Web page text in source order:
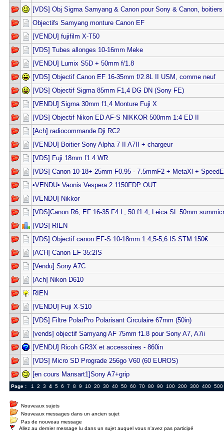
[VDS] Obj Sigma Samyang & Canon pour Sony & Canon,
Objectifs Samyang monture Canon EF
[VENDU] fujifilm X-T50
[VDS] Tubes allonges 10-16mm Meke
[VENDU] Lumix S5D + 50mm f/1.8
[VDS] Objectif Canon EF 16-35mm f/2.8L II USM, comme neuf
[VDS] Objectif Sigma 85mm F1,4 DG DN (Sony FE)
[VENDU] Sigma 30mm f1,4 Monture Fuji X
[VDS] Objectif Nikon ED AF-S NIKKOR 500mm 1:4 ED II
[Ach] radiocommande Dji RC2
[VENDU] Boitier Sony Alpha 7 II A7II + chargeur
[VDS] Fuji 18mm f1.4 WR
[VDS] Canon 10-18+ 25mm F0.95 - 7.5mmF2 + MetaXl +
•VENDU• Vaonis Vespera 2 1150FDP OUT
[VENDU] Nikkor
[VDS]Canon R6, EF 16-35 F4 L, 50 f1.4, Leica SL 50mm
[VDS] RIEN
[VDS] Objectif canon EF-S 10-18mm 1:4,5-5,6 IS STM 150€
[ACH] Canon EF 35:2IS
[Vendu] Sony A7C
[Ach] Nikon D610
RIEN
[VENDU] Fuji X-S10
[VDS] Filtre PolarPro Polarisant Circulaire 67mm (50in)
[vends] objectif Samyang AF 75mm f1.8 pour Sony A7, A7ii
[VENDU] Ricoh GR3X et accessoires - 860in
[VDS] Micro SD Prograde 256go V60 (60 EUROS)
[en cours Mansart1]Sony A7+grip
Page : 1 2 3 4 5 6 7 8 9 10 20 30 40 50 60 70 80 90 100 200 300 400 500
Nouveaux sujets
Nouveaux messages dans un ancien sujet
Pas de nouveau message
Allez au dernier message lu dans un sujet auquel vous n'avez pas participé